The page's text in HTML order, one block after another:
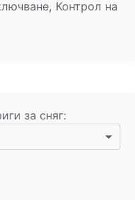
Контрол на
за сняг: